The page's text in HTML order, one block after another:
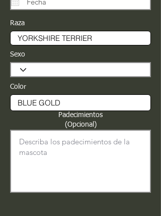
Raza
Sexo
Color
Padecimientos
(Opcional)